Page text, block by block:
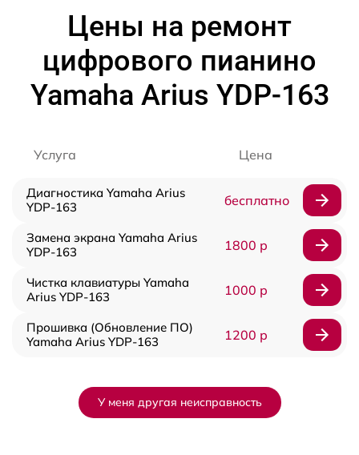
Цены на ремонт
цифрового пианино
Yamaha Arius YDP-163
Услуга Цена
Диагностика Yamaha Arius
YDP-163
бесплатно
Замена экрана Yamaha Arius
YDP-163
1800 р
Чистка клавиатуры Yamaha
Arius YDP-163
1000 р
Прошивка (Обновление ПО)
Yamaha Arius YDP-163
1200 р
У меня другая неисправность